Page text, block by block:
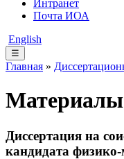
Интранет
Почта ИОА
English
☰
Главная »
Материалы
Диссертация на
кандидата